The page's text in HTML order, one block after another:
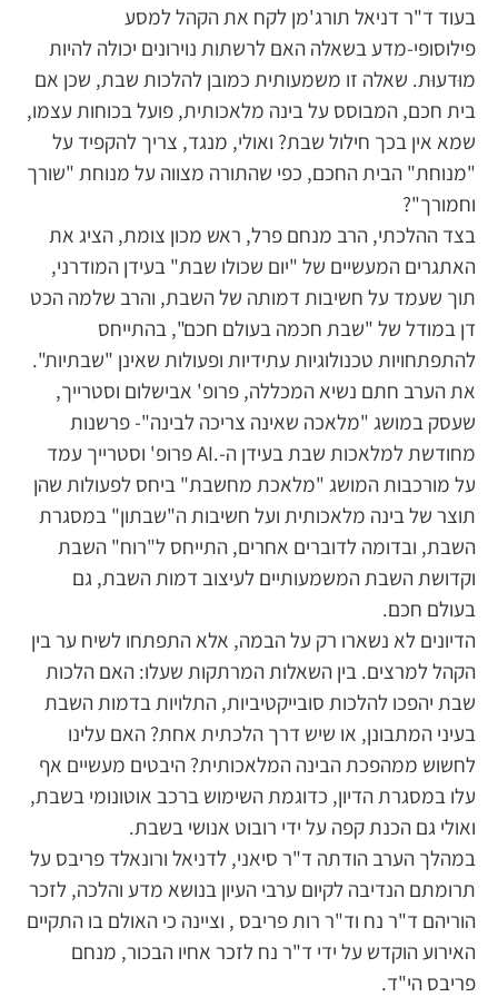
בעוד ד"ר דניאל תורג'מן לקח את הקהל למסע
פילוסופי-מדע בשאלה האם לרשתות נוירונים יכולה להיות
מוּדעוּת. שאלה זו משמעותית כמובן להלכות שבת, שכן אם
בית חכם, המבוסס על בינה מלאכותית, פועל בכוחות עצמו,
שמא אין בכך חילול שבת? ואולי, מנגד, צריך להקפיד על
"מנוחת" הבית החכם, כפי שהתורה מצווה על מנוחת "שורך
וחמורך"?
בצד ההלכתי, הרב מנחם פרל, ראש מכון צומת, הציג את
האתגרים המעשיים של "יום שכולו שבת" בעידן המודרני,
תוך שעמד על חשיבות דמותה של השבת, והרב שלמה הכט
דן במודל של "שבת חכמה בעולם חכם", בהתייחס
להתפתחויות טכנולוגיות עתידיות ופעולות שאינן "שבתיות".
את הערב חתם נשיא המכללה, פרופ' אבישלום וסטרייך,
שעסק במושג "מלאכה שאינה צריכה לבינה"- פרשנות
מחודשת למלאכות שבת בעידן ה-.AI פרופ' וסטרייך עמד
על מורכבות המושג "מלאכת מחשבת" ביחס לפעולות שהן
תוצר של בינה מלאכותית ועל חשיבות ה"שבתון" במסגרת
השבת, ובדומה לדוברים אחרים, התייחס ל"רוח" השבת
וקדושת השבת המשמעותיים לעיצוב דמות השבת, גם
בעולם חכם.
הדיונים לא נשארו רק על הבמה, אלא התפתחו לשיח ער בין
הקהל למרצים. בין השאלות המרתקות שעלו: האם הלכות
שבת יהפכו להלכות סובייקטיביות, התלויות בדמות השבת
בעיני המתבונן, או שיש דרך הלכתית אחת? האם עלינו
לחשוש ממהפכת הבינה המלאכותית? היבטים מעשיים אף
עלו במסגרת הדיון, כדוגמת השימוש ברכב אוטונומי בשבת,
ואולי גם הכנת קפה על ידי רובוט אנושי בשבת.
במהלך הערב הודתה ד"ר סיאני, לדניאל ורונאלד פריבס על
תרומתם הנדיבה לקיום ערבי העיון בנושא מדע והלכה, לזכר
הוריהם ד"ר נח וד"ר רות פריבס , וציינה כי האולם בו התקיים
האירוע הוקדש על ידי ד"ר נח לזכר אחיו הבכור, מנחם
פריבס הי"ד.